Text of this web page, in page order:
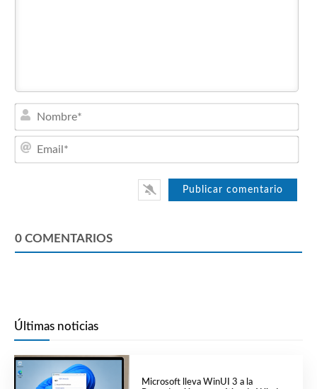
0 COMENTARIOS
Últimas noticias
Microsoft lleva WinUI 3 a la